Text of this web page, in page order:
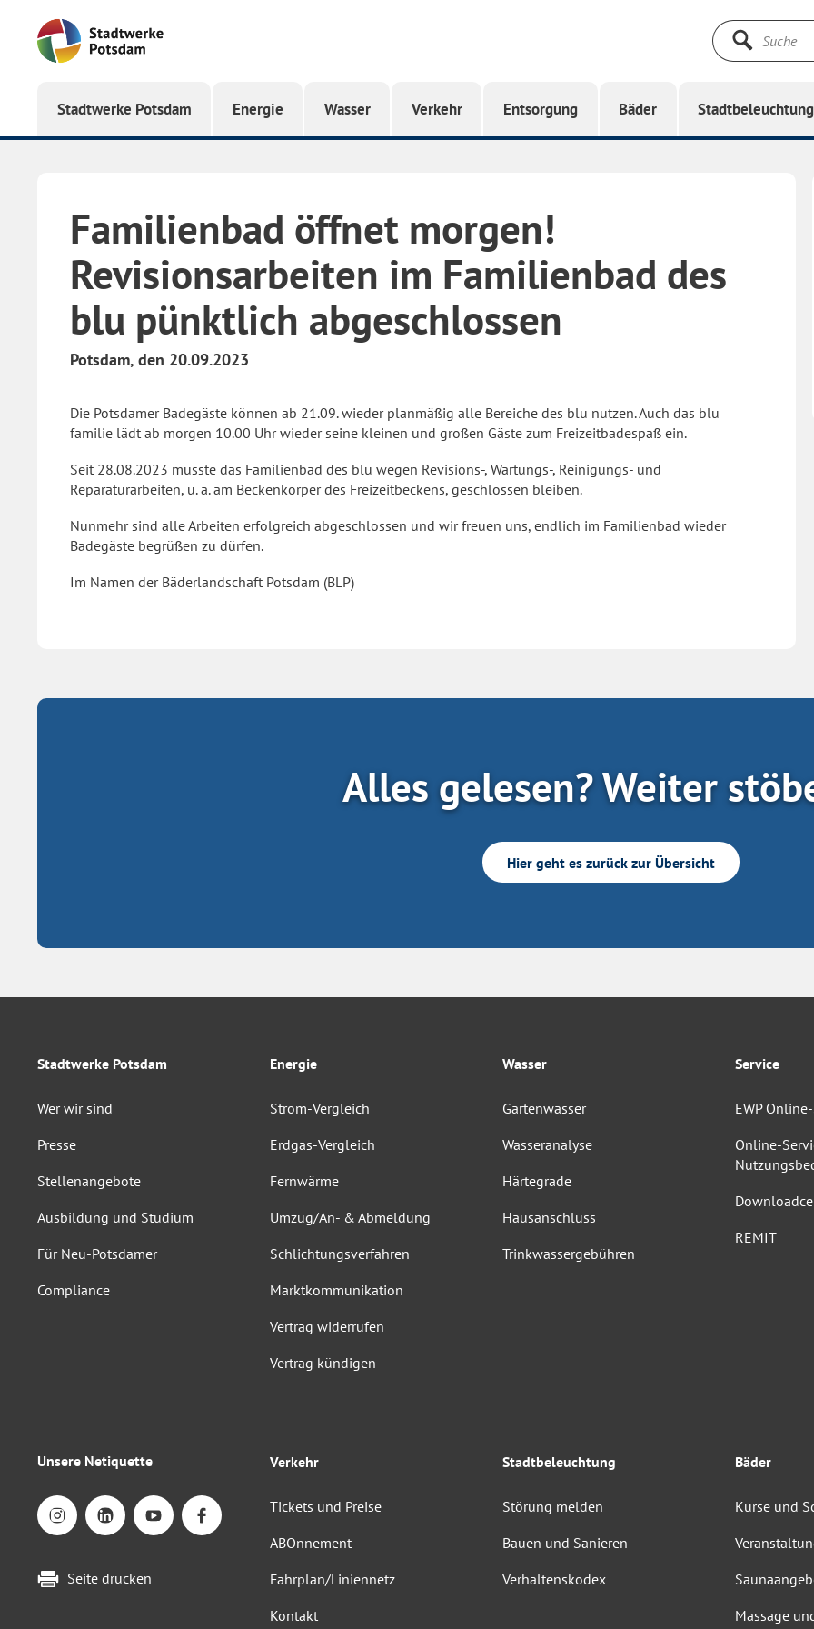
Startseite
Suche
Stadtwerke Potsdam Energie Wasser Verkehr Entsorgung Bäder Stadtbeleuchtung
Familienbad öffnet morgen!
Revisionsarbeiten im Familienbad des
blu pünktlich abgeschlossen
Potsdam, den 20.09.2023
Die Potsdamer Badegäste können ab 21.09. wieder planmäßig alle Bereiche des blu nutzen. Auch das blu
familie lädt ab morgen 10.00 Uhr wieder seine kleinen und großen Gäste zum Freizeitbadespaß ein.
Seit 28.08.2023 musste das Familienbad des blu wegen Revisions-, Wartungs-, Reinigungs- und
Reparaturarbeiten, u. a. am Beckenkörper des Freizeitbeckens, geschlossen bleiben.
Nunmehr sind alle Arbeiten erfolgreich abgeschlossen und wir freuen uns, endlich im Familienbad wieder
Badegäste begrüßen zu dürfen.
Im Namen der Bäderlandschaft Potsdam (BLP)
Alles gelesen? Weiter
Hier geht es zurück zur Übersicht
Stadtwerke Potsdam
Wer wir sind
Presse
Stellenangebote
Ausbildung und Studium
Für Neu-Potsdamer
Compliance
Energie
Strom-Vergleich
Erdgas-Vergleich
Fernwärme
Umzug/An- & Abmeldung
Schlichtungsverfahren
Marktkommunikation
Vertrag widerrufen
Vertrag kündigen
Wasser
Gartenwasser
Wasseranalyse
Härtegrade
Hausanschluss
Trinkwassergebühren
Verkehr
Tickets und Preise
ABOnnement
Fahrplan/Liniennetz
Kontakt
Bäder
Kurse und
Massage
Stadtbeleuchtung
Störung melden
Bauen und Sanieren
Verhaltenskodex
Service
EWP
Online-
REMIT
Unsere Netiquette
Seite drucken